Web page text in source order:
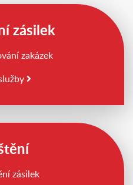
zásilek
zakázek
zásilek